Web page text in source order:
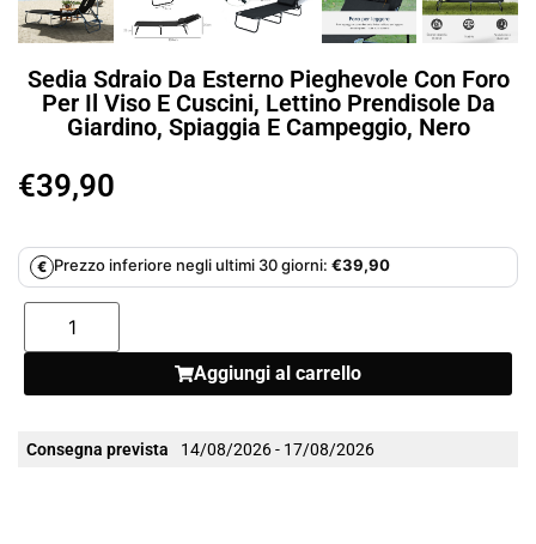
Sedia Sdraio Da Esterno Pieghevole Con Foro
Per Il Viso E Cuscini, Lettino Prendisole Da
Giardino, Spiaggia E Campeggio, Nero
€39,90
€ Prezzo inferiore negli ultimi 30 giorni: €39,90
Aggiungi al carrello
Consegna prevista 14/08/2026 - 17/08/2026